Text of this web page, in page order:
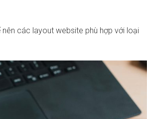
nên các layout website phù hợp với loại